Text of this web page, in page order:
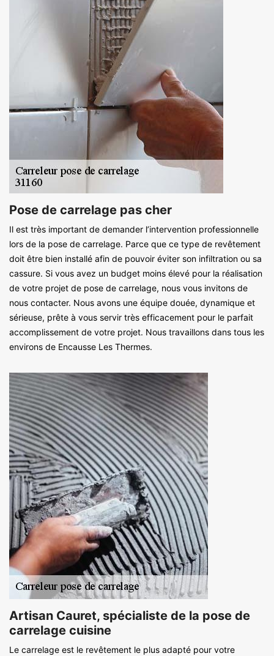
Pose de carrelage pas cher
Il est très important de demander l’intervention professionnelle
lors de la pose de carrelage. Parce que ce type de revêtement
doit être bien installé afin de pouvoir éviter son infiltration ou sa
cassure. Si vous avez un budget moins élevé pour la réalisation
de votre projet de pose de carrelage, nous vous invitons de
nous contacter. Nous avons une équipe douée, dynamique et
sérieuse, prête à vous servir très efficacement pour le parfait
accomplissement de votre projet. Nous travaillons dans tous les
environs de Encausse Les Thermes.
Artisan Cauret, spécialiste de la pose de
carrelage cuisine
Le carrelage est le revêtement le plus adapté pour votre